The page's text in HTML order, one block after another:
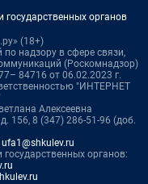
органов
(18+)
надзору в сфере связи,
(Роскомнадзор)
84716 от 06.02.2023 г.
"ИНТЕРНЕТ
Алексеевна
156, 8 (347) 286-51-96 (доб.
ufa1@shkulev.ru
органов: